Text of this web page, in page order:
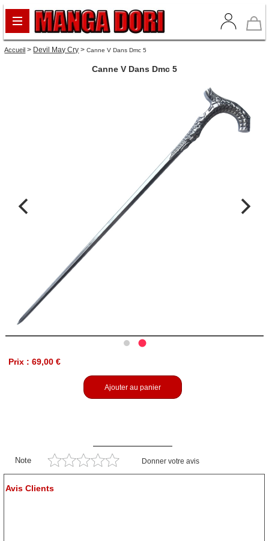
Accueil > Devil May Cry >Canne V Dans Dmc 5
Canne V Dans Dmc 5
Prix : 69,00 €
Ajouter au panier
Note Donner votre avis
Avis Clients